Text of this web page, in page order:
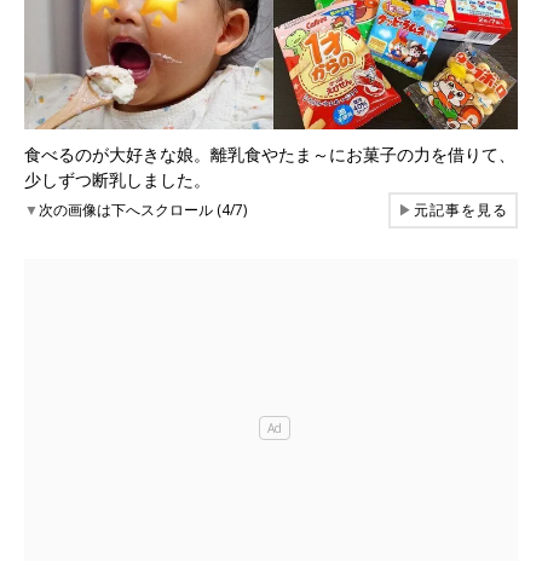
食べるのが大好きな娘。離乳食やたま～にお菓子の力を借りて、
少しずつ断乳しました。
▼次の画像は下へスクロール (4/7) ▶元記事を見る